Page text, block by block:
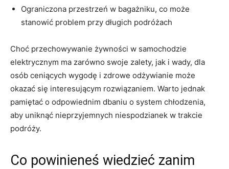
Ograniczona przestrzeń w bagażniku, co może⁣
stanowić problem ⁤przy długich⁤ podróżach
Choć ‍przechowywanie żywności⁣ w⁤ samochodzie
elektrycznym ma ⁤zarówno swoje zalety,‍ jak i wady, ⁤dla
osób ⁤ceniących wygodę i zdrowe ​odżywianie może
okazać się interesującym ⁤rozwiązaniem.‌ Warto ⁣jednak
pamiętać o odpowiednim dbaniu o system chłodzenia,
aby⁤ uniknąć⁢ nieprzyjemnych niespodzianek w trakcie
podróży.
Co powinieneś⁢ wiedzieć zanim